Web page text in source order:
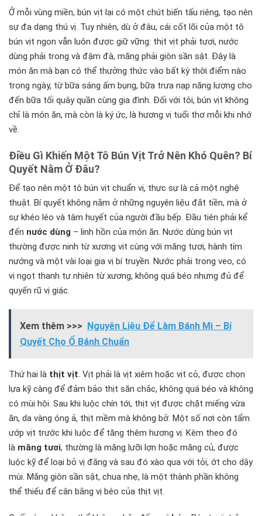
Ở mỗi vùng miền, bún vịt lại có một chút biến tấu riêng, tạo nên
sự đa dạng thú vị. Tuy nhiên, dù ở đâu, cái cốt lõi của một tô
bún vịt ngon vẫn luôn được giữ vững: thịt vịt phải tươi, nước
dùng phải trong và đậm đà, măng phải giòn sần sật. Đây là
món ăn mà bạn có thể thưởng thức vào bất kỳ thời điểm nào
trong ngày, từ bữa sáng ấm bụng, bữa trưa nạp năng lượng cho
đến bữa tối quây quần cùng gia đình. Đối với tôi, bún vịt không
chỉ là món ăn, mà còn là ký ức, là hương vị tuổi thơ mỗi khi nhớ
về.
Điều Gì Khiến Một Tô Bún Vịt Trở Nên Khó Quên? Bí
Quyết Nằm Ở Đâu?
Để tạo nên một tô bún vịt chuẩn vị, thực sự là cả một nghệ
thuật. Bí quyết không nằm ở những nguyên liệu đắt tiền, mà ở
sự khéo léo và tâm huyết của người đầu bếp. Đầu tiên phải kể
đến nước dùng – linh hồn của món ăn. Nước dùng bún vịt
thường được ninh từ xương vịt cùng với măng tươi, hành tím
nướng và một vài loại gia vị bí truyền. Nước phải trong veo, có
vị ngọt thanh tự nhiên từ xương, không quá béo nhưng đủ để
quyến rũ vị giác.
Xem thêm >>>
Nguyên Liệu Để Làm Bánh Mì – Bí
Quyết Cho Ổ Bánh Chuẩn
Thứ hai là thịt vịt. Vịt phải là vịt xiêm hoặc vịt cỏ, được chọn
lựa kỹ càng để đảm bảo thịt săn chắc, không quá béo và không
có mùi hôi. Sau khi luộc chín tới, thịt vịt được chặt miếng vừa
ăn, da vàng óng ả, thịt mềm mà không bở. Một số nơi còn tẩm
ướp vịt trước khi luộc để tăng thêm hương vị. Kèm theo đó
là măng tươi, thường là măng lưỡi lợn hoặc măng củ, được
luộc kỹ để loại bỏ vị đắng và sau đó xào qua với tỏi, ớt cho dậy
mùi. Măng giòn sần sật, chua nhẹ, là một thành phần không
thể thiếu để cân bằng vị béo của thịt vịt.